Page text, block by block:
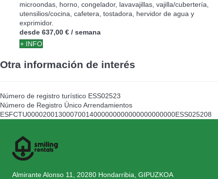
microondas, horno, congelador, lavavajillas, vajilla/cubertería,
utensilios/cocina, cafetera, tostadora, hervidor de agua y
exprimidor.
desde 637,00 € / semana
+ INFO
Otra información de interés
Número de registro turístico ESS02523
Número de Registro Único Arrendamientos
ESFCTU00002001300070014000000000000000000000ESS025208
Almirante Alonso 11, 20280 Hondarribia, GIPUZKOA